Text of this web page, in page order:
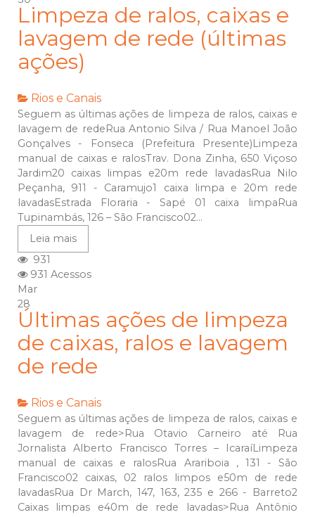
Limpeza de ralos, caixas e
lavagem de rede (últimas
ações)
Rios e Canais
Seguem as últimas ações de limpeza de ralos, caixas e
lavagem de redeRua Antonio Silva / Rua Manoel João
Gonçalves - Fonseca (Prefeitura Presente)Limpeza
manual de caixas e ralosTrav. Dona Zinha, 650 Viçoso
Jardim20 caixas limpas e20m rede lavadasRua Nilo
Peçanha, 911 - Caramujo1 caixa limpa e 20m rede
lavadasEstrada Floraria - Sapé 01 caixa limpaRua
Tupinambás, 126 – São Francisco02...
Leia mais
931
931 Acessos
Mar
28
Últimas ações de limpeza
de caixas, ralos e lavagem
de rede
Rios e Canais
Seguem as últimas ações de limpeza de ralos, caixas e
lavagem de rede>Rua Otavio Carneiro até Rua
Jornalista Alberto Francisco Torres – IcaraíLimpeza
manual de caixas e ralosRua Arariboia , 131 - São
Francisco02 caixas, 02 ralos limpos e50m de rede
lavadasRua Dr March, 147, 163, 235 e 266 - Barreto2
Caixas limpas e40m de rede lavadas>Rua Antônio